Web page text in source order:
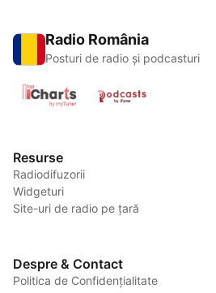
Radio România
Posturi de radio și podcasturi
Resurse
Radiodifuzorii
Widgeturi
Site-uri de radio pe țară
Despre & Contact
Politica de Confidențialitate